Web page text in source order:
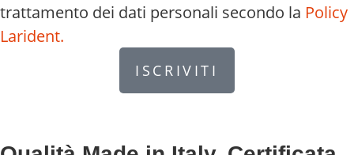
trattamento dei dati personali secondo la Policy
Larident.
ISCRIVITI